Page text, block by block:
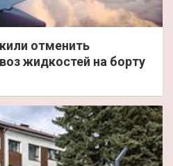
отменить
жидкостей на борту